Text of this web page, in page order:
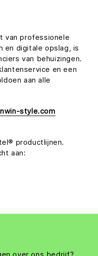
van professionele
en digitale opslag, is
van behuizingen.
en een
aan alle
style.com
productlijnen.
aan: